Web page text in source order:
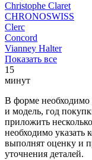
Christophe Claret
CHRONOSWISS
Clerc
Concord
Vianney Halter
Показать все
15
минут
В форме необходимо
и модель, год
приложить
необходимо
выполнят оценку и
уточнения деталей.